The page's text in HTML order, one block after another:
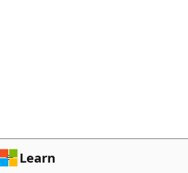
Learn